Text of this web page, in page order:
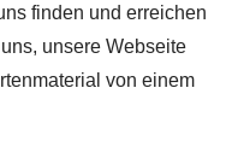
finden und erreichen
unsere Webseite
von einem